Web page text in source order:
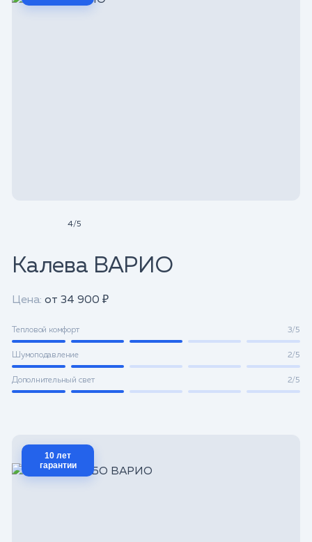
4/5
Калева ВАРИО
Цена: от 34 900 ₽
Тепловой комфорт 3/5
Шумоподавление 2/5
Дополнительный свет 2/5
10 лет
гарантии